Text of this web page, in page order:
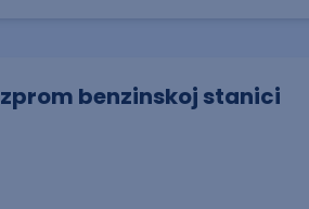
benzinskoj stanici